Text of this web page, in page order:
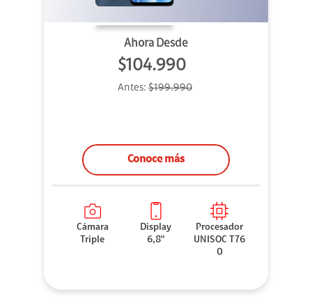
Ahora Desde
$104.990
Antes: $199.990
Conoce más
Cámara
Triple
Display
6,8"
Procesador
UNISOC T76
0